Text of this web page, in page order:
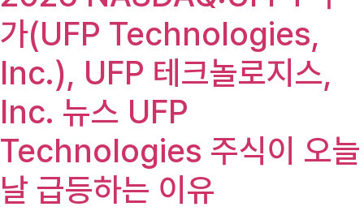
가(UFP Technologies,
Inc.), UFP 테크놀로지스,
Inc. 뉴스 UFP
Technologies 주식이 오늘
날 급등하는 이유